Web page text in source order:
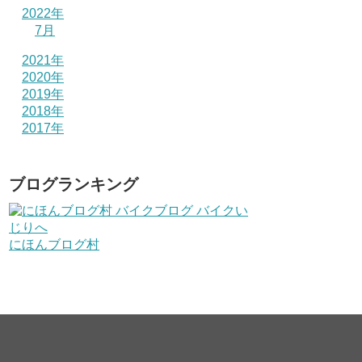
2022年
7月
2021年
2020年
2019年
2018年
2017年
ブログランキング
にほんブログ村